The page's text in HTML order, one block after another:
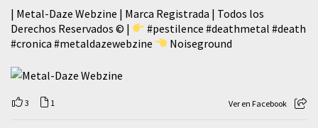
| Metal-Daze Webzine | Marca Registrada | Todos los
Derechos Reservados © |
#pestilence #deathmetal #death
#cronica #metaldazewebzine Noiseground
3 1 Ver en Facebook